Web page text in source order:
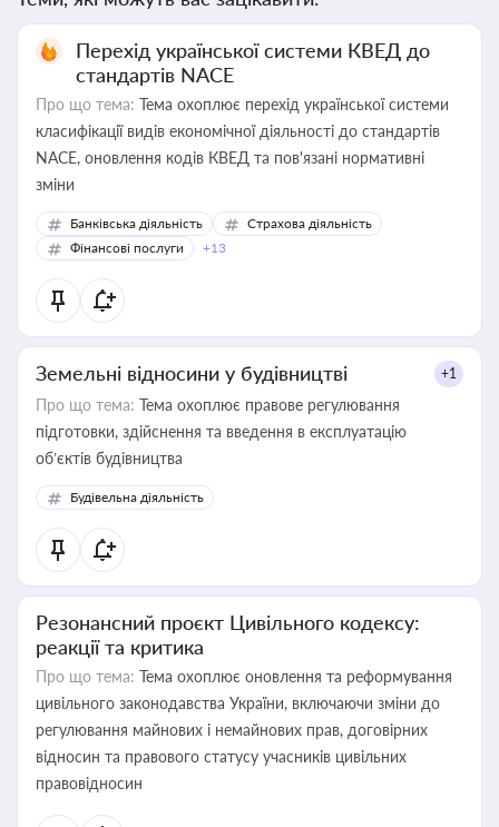
Перехід української системи КВЕД до
стандартів NACE
Про що тема: Тема охоплює перехід української системи
класифікації видів економічної діяльності до стандартів
NACE, оновлення кодів КВЕД та пов'язані нормативні
зміни
Банківська діяльність
Страхова діяльність
Фінансові послуги
+13
Земельні відносини у будівництві +1
Про що тема: Тема охоплює правове регулювання
підготовки, здійснення та введення в експлуатацію
об’єктів будівництва
Будівельна діяльність
Резонансний проєкт Цивільного кодексу:
реакції та критика
Про що тема: Тема охоплює оновлення та реформування
цивільного законодавства України, включаючи зміни до
регулювання майнових і немайнових прав, договірних
відносин та правового статусу учасників цивільних
правовідносин